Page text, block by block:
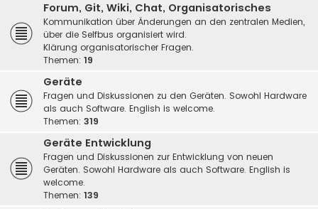
Forum, Git, Wiki, Chat, Organisatorisches
Kommunikation über Änderungen an den zentralen Medien,
über die Selfbus organisiert wird.
Klärung organisatorischer Fragen.
Themen: 19
Geräte
Fragen und Diskussionen zu den Geräten. Sowohl Hardware
als auch Software. English is welcome.
Themen: 319
Geräte Entwicklung
Fragen und Diskussionen zur Entwicklung von neuen
Geräten. Sowohl Hardware als auch Software. English is
welcome.
Themen: 139